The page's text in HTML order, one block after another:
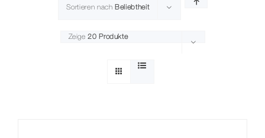
Sortieren nach Beliebtheit
Zeige20 Produkte